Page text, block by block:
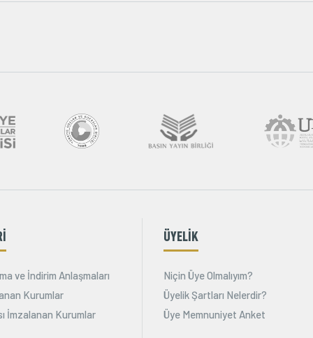
ve İndirim Anlaşmaları
Kurumlar
İmzalanan Kurumlar
ÜYELİK
Niçin Üye Olmalıyım?
Üyelik Şartları Nelerdir?
Üye Memnuniyet Anket